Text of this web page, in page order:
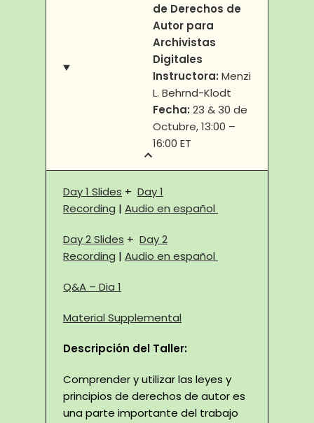
de Derechos de
Autor para
Archivistas
Digitales
Instructora: Menzi
L. Behrnd-Klodt
Fecha: 23 & 30 de
Octubre, 13:00 –
16:00 ET
Day 1 Slides + Day 1
Recording | Audio en español
Day 2 Slides + Day 2
Recording | Audio en español
Q&A – Dia 1
Material Supplemental
Descripción del Taller:
Comprender y utilizar las leyes y
principios de derechos de autor es
una parte importante del trabajo